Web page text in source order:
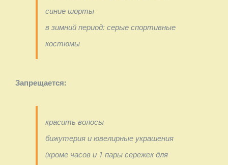
синие шорты
в зимний период: серые спортивные
костюмы
Запрещается:
красить волосы
бижутерия и ювелирные украшения
(кроме часов и 1 пары сережек для